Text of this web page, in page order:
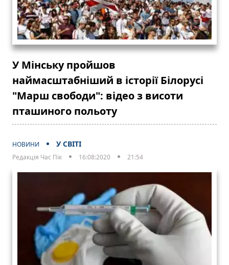
У Мінську пройшов
наймасштабніший в історії Білорусі
"Марш свободи": відео з висоти
пташиного польоту
НОВИНИ У СВІТІ
Редакція Час Пік 16:08:2020 21:54